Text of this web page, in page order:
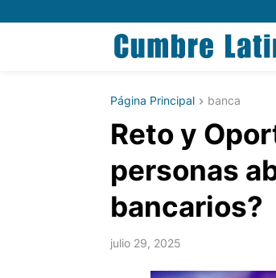
Página Principal banca
Reto y
personas
bancarios?
julio 29, 2025